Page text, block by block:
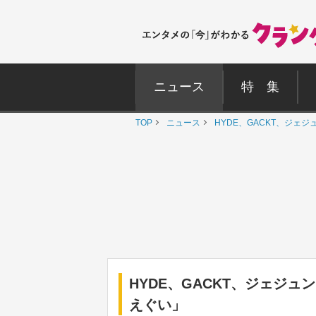
ニュース 特 集
TOP ニュース HYDE、GACKT、ジェジ
HYDE、GACKT、ジェジュ
えぐい」